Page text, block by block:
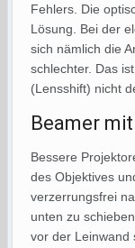
Fehlers. Die
Lösung. Bei der
sich nämlich die
schlechter. Das
(Lensshift) nicht
Beamer
Bessere
des Objektives
verzerrungsfrei
unten zu
vor der Leinwand